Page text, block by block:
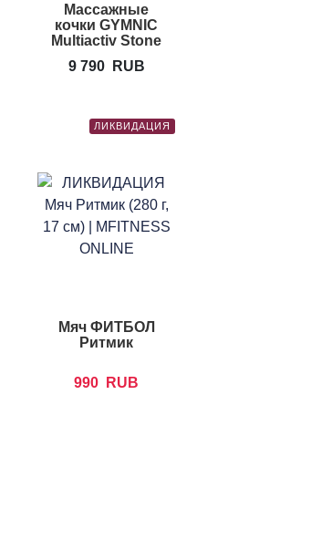
Массажные
кочки GYMNIC
Multiactiv Stone
9 790
RUB
ЛИКВИДАЦИЯ
Мяч ФИТБОЛ
Ритмик
990 RUB